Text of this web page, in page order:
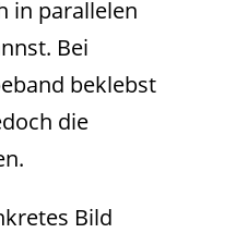
in parallelen
Bei
beklebst
die
Bild